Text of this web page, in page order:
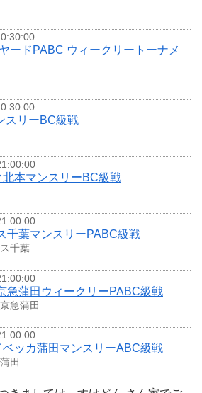
ードPABC ウィークリートーナメ
スリーBC級戦
北本マンスリーBC級戦
千葉マンスリーPABC級戦
千葉
急蒲田ウィークリーPABC級戦
急蒲田
ベッカ蒲田マンスリーABC級戦
田